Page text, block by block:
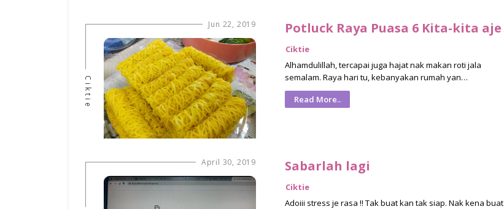
Jun 22, 2019
Ciktie
Potluck Raya Puasa 6 Kita-kita aje
Ciktie
Alhamdulillah, tercapai juga hajat nak makan roti jala
semalam. Raya hari tu, kebanyakan rumah yan…
Read More..
April 30, 2019 Sabarlah lagi
Ciktie
Adoiii stress je rasa !! Tak buat kan tak siap. Nak kena buat